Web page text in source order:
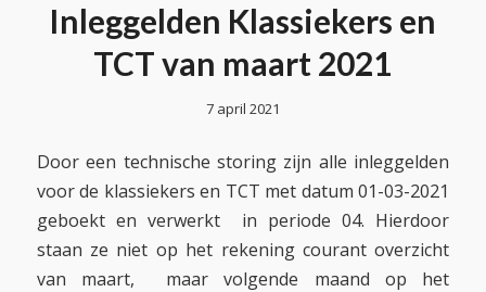
Inleggelden Klassiekers en
TCT van maart 2021
7 april 2021
Door een technische storing zijn alle inleggelden
voor de klassiekers en TCT met datum 01-03-2021
geboekt en verwerkt in periode 04. Hierdoor
staan ze niet op het rekening courant overzicht
van maart, maar volgende maand op het